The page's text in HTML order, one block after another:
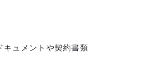
ュメントや契約書類